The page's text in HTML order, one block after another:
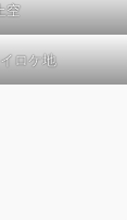
空
ロケ地